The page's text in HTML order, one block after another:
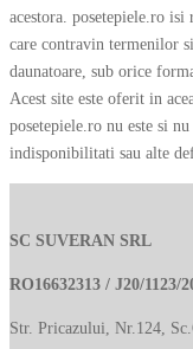
acestora. posetepiele.ro
care contravin termenilor
daunatoare, sub orice
Acest site este oferit in
posetepiele.ro nu este si
indisponibilitati sau alte
SC SUVERAN SRL
RO16632313 / J20/1123/
Str. Pricazului, Nr.124,